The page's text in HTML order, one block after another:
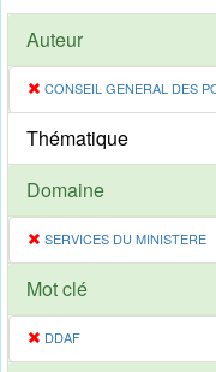
Auteur
CONSEIL GENERAL DES
Thématique
Domaine
SERVICES DU MINISTERE
Mot clé
DDAF